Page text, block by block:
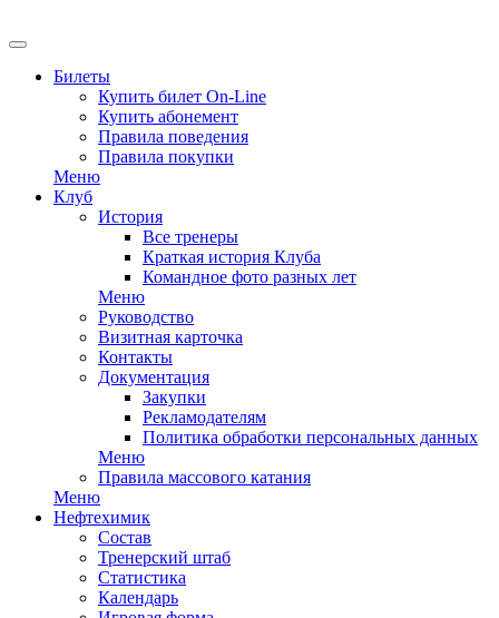
Билеты
Купить билет On-Line
Купить абонемент
Правила поведения
Правила покупки
Меню
Клуб
История
Все тренеры
Краткая история Клуба
Командное фото разных лет
Меню
Руководство
Визитная карточка
Контакты
Документация
Закупки
Рекламодателям
Политика обработки персональных данных
Меню
Правила массового катания
Меню
Нефтехимик
Состав
Тренерский штаб
Статистика
Календарь